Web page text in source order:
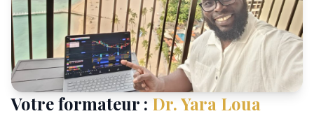
Votre formateur : Dr. Yara Loua